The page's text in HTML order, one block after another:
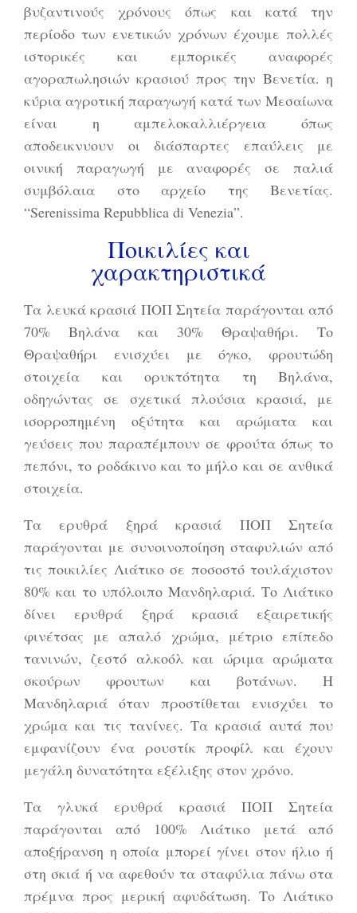
βυζαντινούς χρόνους όπως και κατά την
περίοδο των ενετικών χρόνων έχουμε πολλές
ιστορικές και εμπορικές αναφορές
αγοραπωλησιών κρασιού προς την Βενετία. η
κύρια αγροτική παραγωγή κατά των Μεσαίωνα
είναι η αμπελοκαλλιέργεια όπως
αποδεικνυουν οι διάσπαρτες επαύλεις με
οινική παραγωγή με αναφορές σε παλιά
συμβόλαια στο αρχείο της Βενετίας.
“Serenissima Repubblica di Venezia”.
Ποικιλίες και
χαρακτηριστικά
Τα λευκά κρασιά ΠΟΠ Σητεία παράγονται από
70% Βηλάνα και 30% Θραψαθήρι. Το
Θραψαθήρι ενισχύει με όγκο, φρουτώδη
στοιχεία και ορυκτότητα τη Βηλάνα,
οδηγώντας σε σχετικά πλούσια κρασιά, με
ισορροπημένη οξύτητα και αρώματα και
γεύσεις που παραπέμπουν σε φρούτα όπως το
πεπόνι, το ροδάκινο και το μήλο και σε ανθικά
στοιχεία.
Τα ερυθρά ξηρά κρασιά ΠΟΠ Σητεία
παράγονται με συνοινοποίηση σταφυλιών από
τις ποικιλίες Λιάτικο σε ποσοστό τουλάχιστον
80% και το υπόλοιπο Μανδηλαριά. Το Λιάτικο
δίνει ερυθρά ξηρά κρασιά εξαιρετικής
φινέτσας με απαλό χρώμα, μέτριο επίπεδο
τανινών, ζεστό αλκοόλ και ώριμα αρώματα
σκούρων φρουτων και βοτάνων. Η
Μανδηλαριά όταν προστίθεται ενισχύει το
χρώμα και τις τανίνες. Τα κρασιά αυτά που
εμφανίζουν ένα ρουστίκ προφίλ και έχουν
μεγάλη δυνατότητα εξέλιξης στον χρόνο.
Τα γλυκά ερυθρά κρασιά ΠΟΠ Σητεία
παράγονται από 100% Λιάτικο μετά από
αποξήρανση η οποία μπορεί γίνει στον ήλιο ή
στη σκιά ή να αφεθούν τα σταφύλια πάνω στα
πρέμνα προς μερική αφυδάτωση. Το Λιάτικο